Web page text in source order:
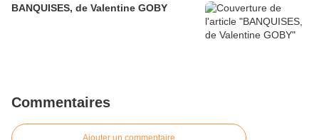
BANQUISES, de Valentine GOBY
Commentaires
Ajouter un commentaire